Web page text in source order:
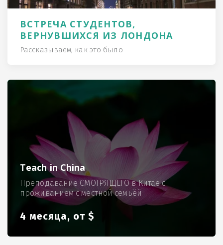
ВСТРЕЧА СТУДЕНТОВ,
ВЕРНУВШИХСЯ ИЗ ЛОНДОНА
Рассказываем, как это было
Teach in China
Преподавание СМОТРЯЩЕГО в Китае с
проживанием с местной семьёй
4 месяца, от $